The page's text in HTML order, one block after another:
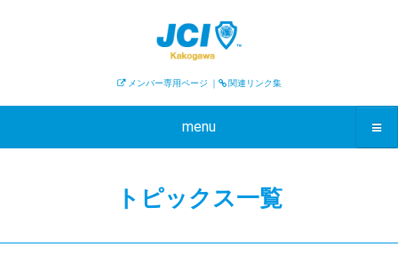
メンバー専用ページ ｜ 関連リンク集
menu
トピックス一覧